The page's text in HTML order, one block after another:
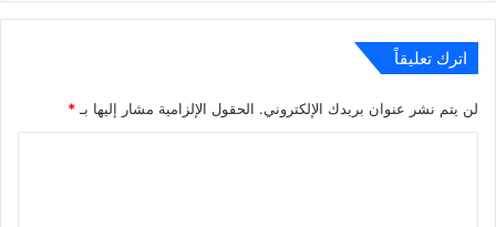
اترك تعليقاً
لن يتم نشر عنوان بريدك الإلكتروني. الحقول الإلزامية مشار إليها بـ*